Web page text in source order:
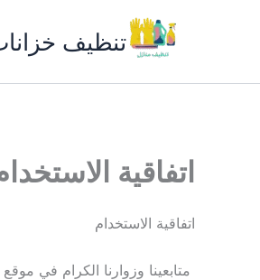
تنظيف
اتفاقية
اتفاقية الاستخدام
متابعينا وزوارنا الكرام في